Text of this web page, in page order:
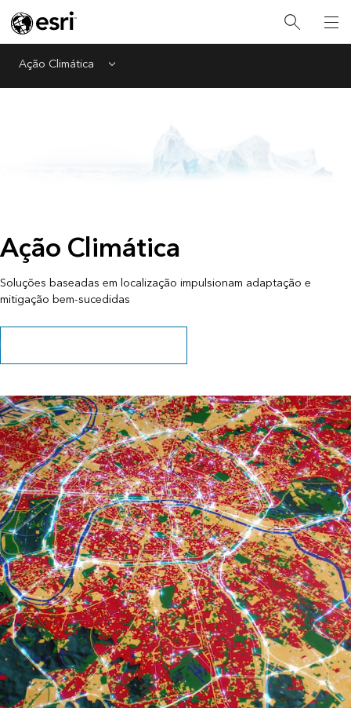
Ação Climática Menu
Ação Climática
Soluções baseadas em localização impulsionam adaptação e
mitigação bem-sucedidas
Baixe a Lista de Verificação Climática